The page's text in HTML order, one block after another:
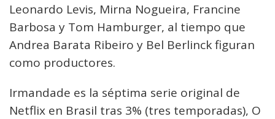
Leonardo Levis, Mirna Nogueira, Francine
Barbosa y Tom Hamburger, al tiempo que
Andrea Barata Ribeiro y Bel Berlinck figuran
como productores.
Irmandade es la séptima serie original de
Netflix en Brasil tras 3% (tres temporadas), O